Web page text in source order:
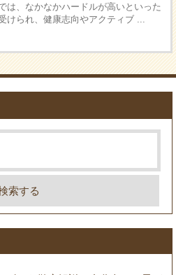
は、なかなかハードルが高いといった
けられ、健康志向やアクティブ ...